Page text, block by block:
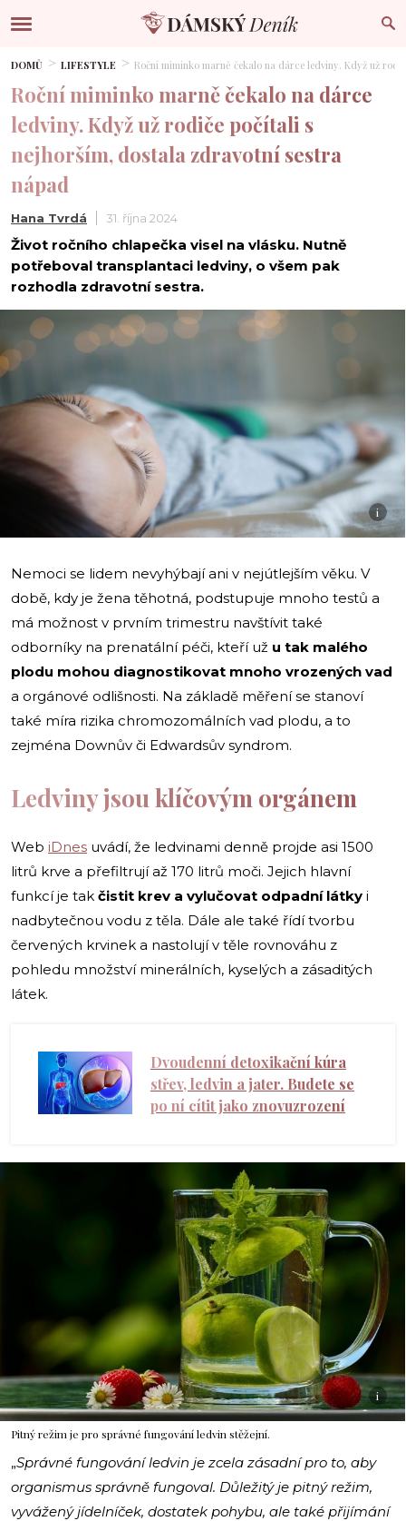
DOMŮ LIFESTYLE Roční miminko marně čekalo na dárce ledviny. Když už
Roční miminko marně čekalo na dárce
ledviny. Když už rodiče počítali s
nejhorším, dostala zdravotní sestra
nápad
Hana Tvrdá 31. října 2024
Život ročního chlapečka visel na vlásku. Nutně
potřeboval transplantaci ledviny, o všem pak
rozhodla zdravotní sestra.
i
Nemoci se lidem nevyhýbají ani v nejútlejším věku. V
době, kdy je žena těhotná, podstupuje mnoho testů a
má možnost v prvním trimestru navštívit také
odborníky na prenatální péči, kteří už u tak malého
plodu mohou diagnostikovat mnoho vrozených vad
a orgánové odlišnosti. Na základě měření se stanoví
také míra rizika chromozomálních vad plodu, a to
zejména Downův či Edwardsův syndrom.
Ledviny jsou klíčovým orgánem
Web iDnes uvádí, že ledvinami denně projde asi 1500
litrů krve a přefiltrují až 170 litrů moči. Jejich hlavní
funkcí je tak čistit krev a vylučovat odpadní látky i
nadbytečnou vodu z těla. Dále ale také řídí tvorbu
červených krvinek a nastolují v těle rovnováhu z
pohledu množství minerálních, kyselých a zásaditých
látek.
Dvoudenní detoxikační kúra
střev, ledvin a jater. Budete se
po ní cítit jako znovuzrození
i
Pitný režim je pro správné fungování ledvin stěžejní.
„Správné fungování ledvin je zcela zásadní pro to, aby
organismus správně fungoval. Důležitý je pitný režim,
vyvážený jídelníček, dostatek pohybu, ale také přijímání